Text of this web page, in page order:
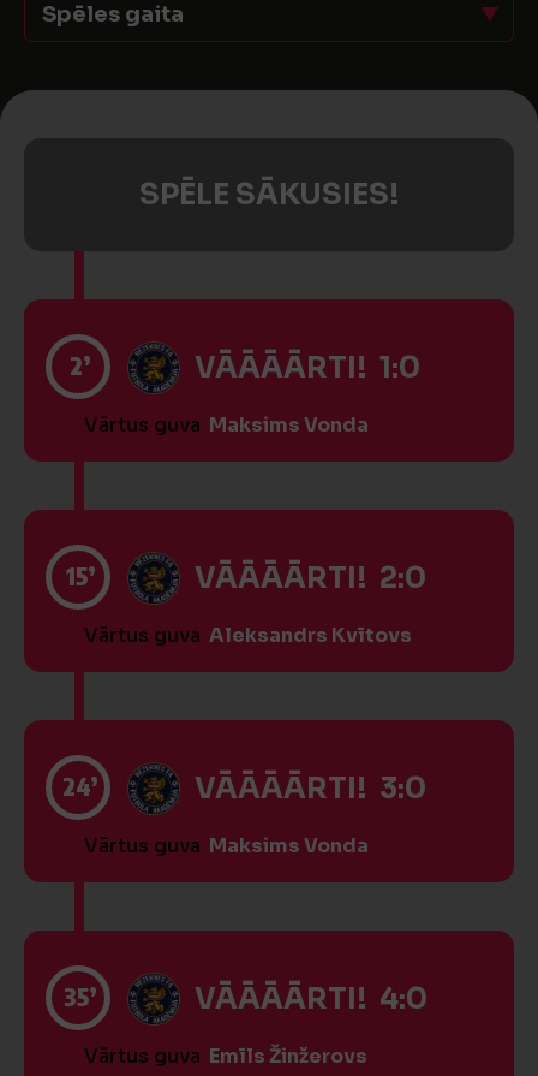
Spēles gaita
SPĒLE SĀKUSIES!
2’ VĀĀĀĀRTI! 1:0
Vārtus guva Maksims Vonda
15’ VĀĀĀĀRTI! 2:0
Vārtus guva Aleksandrs Kvītovs
24’ VĀĀĀĀRTI! 3:0
Vārtus guva Maksims Vonda
35’ VĀĀĀĀRTI! 4:0
Vārtus guva Emīls Žinžerovs